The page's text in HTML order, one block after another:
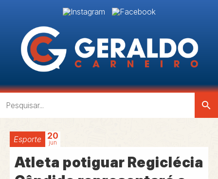
search
Esporte 20
jun
Atleta potiguar Regiclécia